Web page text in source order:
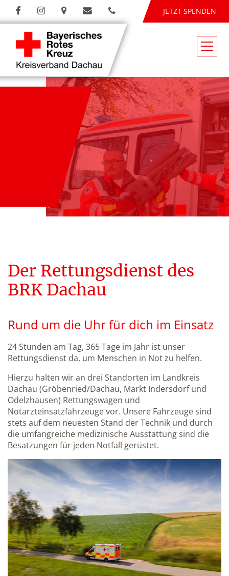
JETZT SPENDEN
Der Rettungsdienst des
BRK Dachau
Rund um die Uhr für dich im Einsatz
24 Stunden am Tag, 365 Tage im Jahr ist unser
Rettungsdienst da, um Menschen in Not zu helfen.
Hierzu halten wir an drei Standorten im Landkreis
Dachau (Gröbenried/Dachau, Markt Indersdorf und
Odelzhausen) Rettungswagen und
Notarzteinsatzfahrzeuge vor. Unsere Fahrzeuge sind
stets auf dem neuesten Stand der Technik und durch
die umfangreiche medizinische Ausstattung sind die
Besatzungen für jeden Notfall gerüstet.